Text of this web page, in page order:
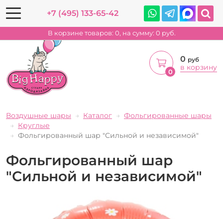
+7 (495) 133-65-42
В корзине товаров: 0, на сумму: 0 руб.
0
0 руб
в корзину
Воздушные шары Каталог
Фольгированные шары
Круглые
Фольгированный шар "Сильной и независимой"
Фольгированный шар
"Сильной и независимой"